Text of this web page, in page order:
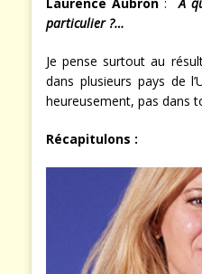
particulier ?…
Je pense surtout au
dans plusieurs pays de
heureusement, pas dans
Récapitulons :